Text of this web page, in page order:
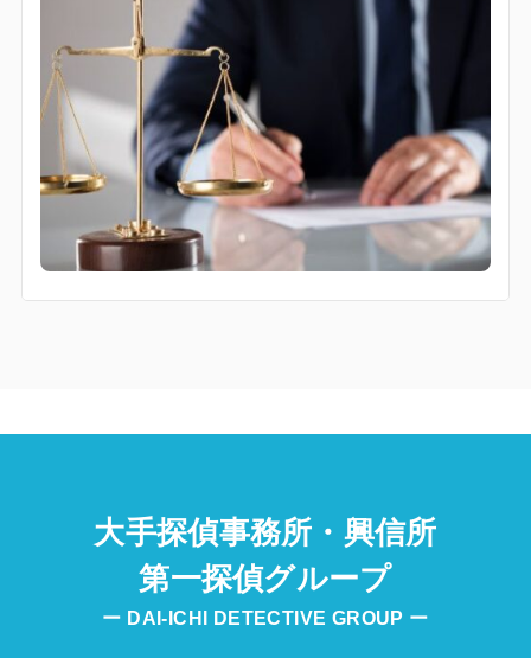
大手探偵事務所・興信所
第一探偵グループ
ー DAI-ICHI DETECTIVE GROUP ー